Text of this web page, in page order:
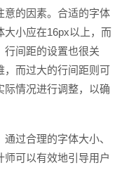
意的因素。合适的字体
大小应在16px以上，而
行间距的设置也很关
，而过大的行间距则可
际情况进行调整，以确
过合理的字体大小、
可以有效地引导用户